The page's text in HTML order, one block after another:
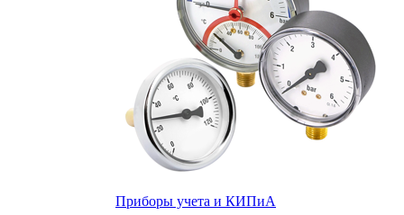
Приборы учета и КИПиА